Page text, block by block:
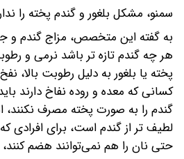
سمنو، مشکل بلغور و گندم پخته را
به گفته این متخصص، مزاج گندم و
هر چه گندم تازه تر باشد نرمی و
پخته یا بلغور به دلیل رطوبت بالا،
کسانی که معده و روده نفاخ دارند
گندم را به صورت پخته مصرف نکنند،
لطیف تر از گندم است، برای
حتی نان را هم نمی‌توانند هضم